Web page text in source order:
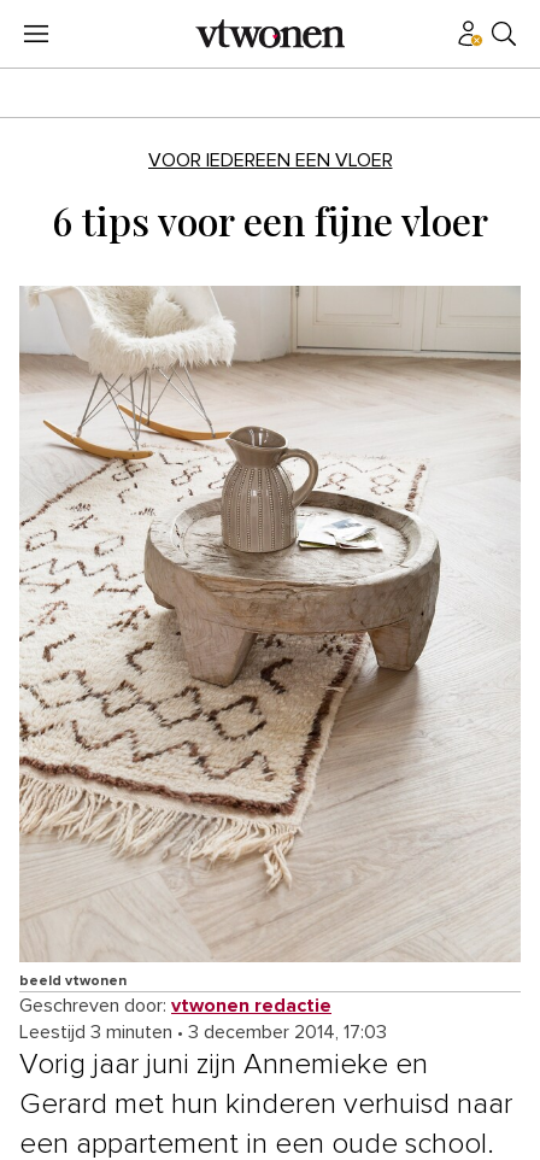
VOOR IEDEREEN EEN VLOER
6 tips voor een fijne vloer
beeld vtwonen
Geschreven door: vtwonen redactie
Leestijd 3 minuten • 3 december 2014, 17:03
Vorig jaar juni zijn Annemieke en
Gerard met hun kinderen verhuisd naar
een appartement in een oude school.